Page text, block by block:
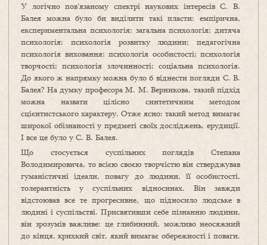
У логічно пов’язаному спектрі наукових інтересів С. В.
Балея можна було би виділити такі пласти: емпірична,
експериментальна психологія; загальна психологія; дитяча
психологія; психологія розвитку людини; педагогічна
психологія виховання; психологія особистості; психологія
творчості; психологія злочинності; соціальна психологія.
До якого ж напрямку можна було б віднести погляди С. В.
Балея? На думку професора М. М. Верникова, такий підхід
можна назвати цілісно синтетичним методом
сцієнтистського характеру. Отже ясно: такий метод вимагає
широкої обізнаності у предметі своїх досліджень, ерудиції.
І все це було у С. В. Балея.
Що стосується суспільних поглядів Степана
Володимировича, то всією своєю творчістю він стверджував
гуманістичні ідеали, повагу до людини, її особистості,
толерантність у суспільних відносинах. Він завжди
відстоював все те прогресивне, що підносило людське в
людині і суспільстві. Присвятивши себе пізнанню людини,
він зрозумів важливе: це глибинний, можливо неосяжний
до кінця, крихкий світ, який вимагає обережності і поваги.